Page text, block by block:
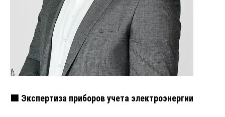
🟩 Экспертиза приборов учета электроэнергии